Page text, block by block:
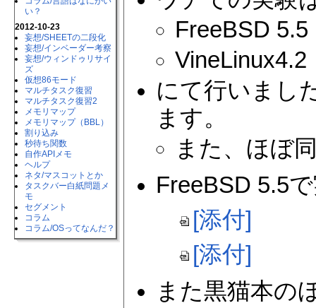
い？
2012-10-23
妄想​/SHEETの二段化
妄想​/インベーダー考察
妄想​/ウィンドゥリサイ
ズ
仮想86モード
マルチタスク復習
マルチタスク復習2
メモリマップ
メモリマップ（BBL）
割り込み
秒待ち関数
自作APIメモ
ヘルプ
ネタ​/マスコットとか
タスクバー白紙問題メ
モ
セグメント
コラム
コラム​/OSってなんだ？
FreeBSD 5.5
VineLinux4.2
にて行いまし
ます。
また、ほぼ
FreeBSD 5.5
[添付]
[添付]
また黒猫本の